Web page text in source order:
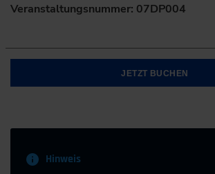
Veranstaltungsnummer: 07DP004
JETZT BUCHEN
Hinweis